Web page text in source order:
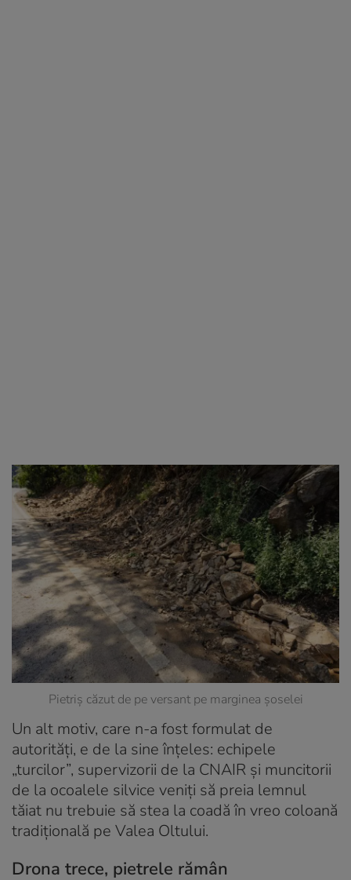
Pietriș căzut de pe versant pe marginea șoselei
Un alt motiv, care n-a fost formulat de
autorități, e de la sine înțeles: echipele
„turcilor”, supervizorii de la CNAIR și muncitorii
de la ocoalele silvice veniți să preia lemnul
tăiat nu trebuie să stea la coadă în vreo coloană
tradițională pe Valea Oltului.
Drona trece, pietrele rămân